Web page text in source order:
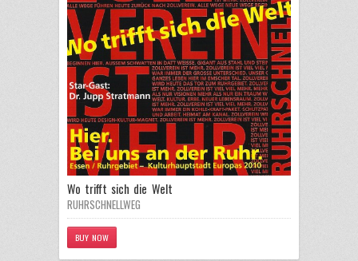
Wo trifft sich die Welt
RUHRSCHNELLWEG
BUY NOW